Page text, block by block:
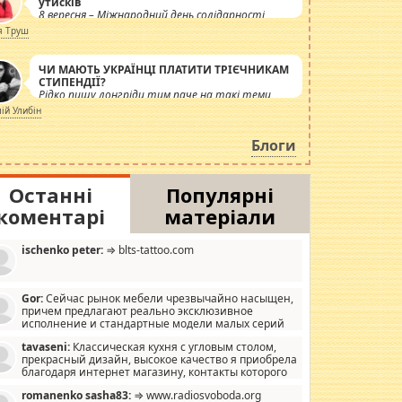
8 вересня – Міжнародний день солідарності
журналістів.
Труш
ЧИ МАЮТЬ УКРАЇНЦІ ПЛАТИТИ ТРІЄЧНИКАМ
СТИПЕНДІЇ?
Рідко пишу лонгріди тим паче на такі теми,
але вже просто дістало! Обурюють сьогоднішні
інсенуації навколо стипендіального питання.
Штучно роздувається ще одна соціальна
катастрофа.
Улибін
Блоги
Останні
Популярні
матеріали
ischenko peter: ⇒ blts-tattoo.com
Gor:Сейчас рынок мебели чрезвычайно насыщен,
причем предлагают реально эксклюзивное
исполнение и стандартные модели малых серий
мало походит на стандартные формы, в MebelOk,
и что главное - со вкусом все в порядке,
ненужных наворотов удорожающих мебель, а это не
tavaseni: Классическая кухня с угловым столом,
прекрасный дизайн, высокое качество я приобрела
благодаря интернет магазину, контакты которого
romanenko sasha83: ⇒ www.radiosvoboda.org